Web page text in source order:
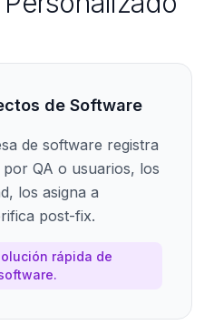
de Software
de software registra
QA o usuarios, los
los asigna a
post-fix.
rápida de